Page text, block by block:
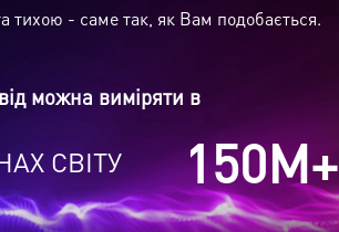
тихою - саме так, як Вам подобається.
можна виміряти в
СВІТУ 150M+